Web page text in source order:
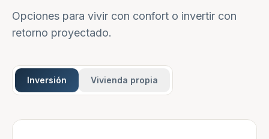
Opciones para vivir con confort o invertir con
retorno proyectado.
Inversión Vivienda propia